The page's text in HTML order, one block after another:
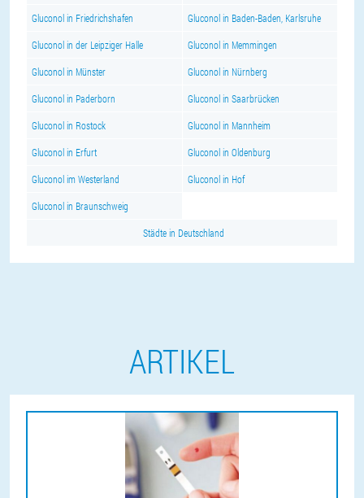
Gluconol in Friedrichshafen Gluconol in Baden-Baden, Karlsruhe
Gluconol in der Leipziger Halle Gluconol in Memmingen
Gluconol in Münster Gluconol in Nürnberg
Gluconol in Paderborn Gluconol in Saarbrücken
Gluconol in Rostock Gluconol in Mannheim
Gluconol in Erfurt Gluconol in Oldenburg
Gluconol im Westerland Gluconol in Hof
Gluconol in Braunschweig
Städte in Deutschland
ARTIKEL